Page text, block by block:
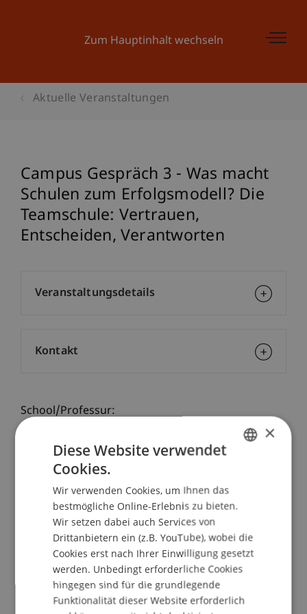
Zum Hauptinhalt wechseln
Aktuelle Veranstaltungen
Campus Gespräch 3 - Was macht
Schulen zum Erfolgsmodell? Die
Teamschule: Vertrauen,
Entscheiden, Verantworten
School/Professur:
Wolfgang Vogelsänger
Schulformen, leitet der Pädagoge seit 11 Jahren
die Georg-Christoph-Lichtenberg-Gesamtschule
in Göttingen, die 2011 den Deutschen Schulpreis
der Robert-Bosch-Stiftung erhalten hat.
Seine Schule arbeitet nach einem Konzept, das
konsequent – von den SchülerInnen bis zur
Veranstaltungsdetails
Kontakt
×
Diese Website verwendet
Cookies.
Wir verwenden Cookies, um Ihnen das
bestmögliche Online-Erlebnis zu bieten.
Wir setzen dabei auch Services von
Drittanbietern ein (z.B. YouTube), wobei die
Cookies erst nach Ihrer Einwilligung gesetzt
werden. Unbedingt erforderliche Cookies
hingegen sind für die grundlegende
Funktionalität dieser Website erforderlich